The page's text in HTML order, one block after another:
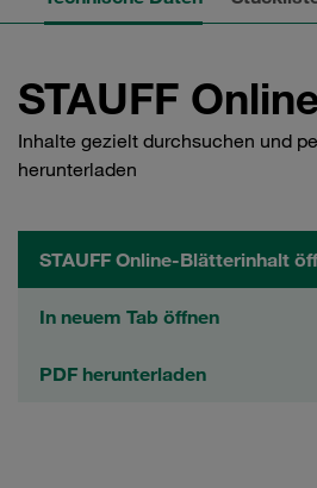
STAUFF
Inhalte gezielt durchsuchen und
herunterladen
STAUFF Online-Blätterinhalt
In neuem Tab öffnen
PDF herunterladen